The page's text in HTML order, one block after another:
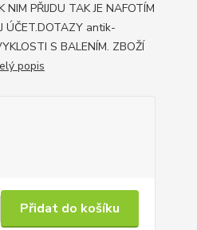
NIM PŘIJDU TAK JE NAFOTÍM
ÚČET.DOTAZY antik-
S BALENÍM. ZBOŽÍ
popis
Přidat do košíku